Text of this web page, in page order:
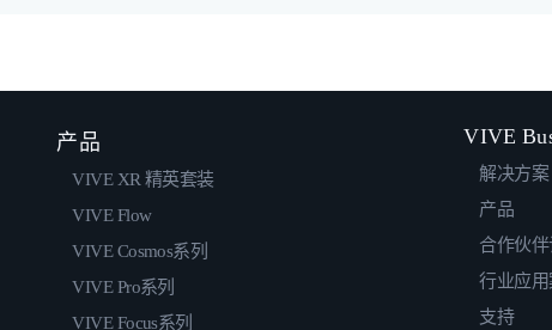
产品
VIVE XR 精英套装
VIVE Flow
VIVE Cosmos系列
VIVE Pro系列
VIVE Focus系列
VIVE
解决方案
产品
合作伙伴
行业应用
支持